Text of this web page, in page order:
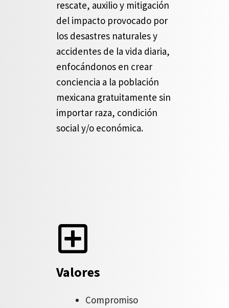
rescate, auxilio y mitigación
del impacto provocado por
los desastres naturales y
accidentes de la vida diaria,
enfocándonos en crear
conciencia a la población
mexicana gratuitamente sin
importar raza, condición
social y/o económica.
Valores
Compromiso